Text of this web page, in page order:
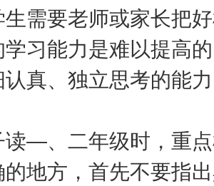
要老师或家长把好
习能力是难以提高
真、独立思考的能
、二年级时，重点
地方，首先不要指